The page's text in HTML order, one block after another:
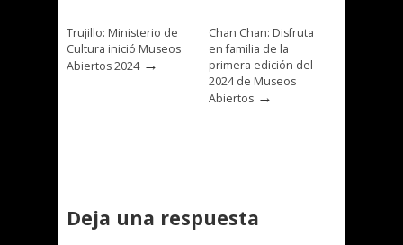
Trujillo: Ministerio de
Cultura inició Museos
Abiertos 2024→
Chan Chan: Disfruta
en familia de la
primera edición del
2024 de Museos
Abiertos →
Deja una respuesta